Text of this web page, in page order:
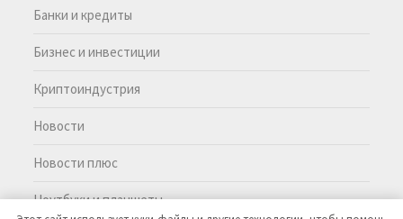
Банки и кредиты
Бизнес и инвестиции
Криптоиндустрия
Новости
Новости плюс
Ноутбуки и планшеты